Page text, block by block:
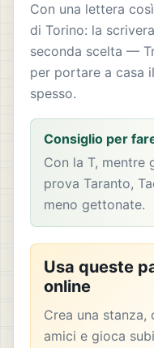
Con una lettera
di Torino: la
seconda scelta —
per portare a casa
spesso.
Consiglio per
Con la T, mentre
prova Taranto,
meno gettonate.
Usa queste
online
Crea una
amici e gioca